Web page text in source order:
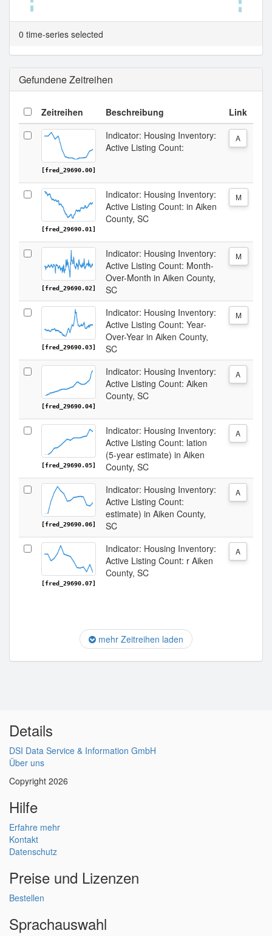
Tabellenansicht.
0 time-series selected
Gefundene Zeitreihen
Zeitreihen Beschreibung Link
[fred_29690.00]
Indicator: Housing Inventory:
Active Listing Count:
A
[fred_29690.01]
Indicator: Housing Inventory:
Active Listing Count: in Aiken
County, SC
M
[fred_29690.02]
Indicator: Housing Inventory:
Active Listing Count: Month-
Over-Month in Aiken County,
SC
M
[fred_29690.03]
Indicator: Housing Inventory:
Active Listing Count: Year-
Over-Year in Aiken County,
SC
M
[fred_29690.04]
Indicator: Housing Inventory:
Active Listing Count: Aiken
County, SC
A
[fred_29690.05]
Indicator: Housing Inventory:
Active Listing Count: lation
(5-year estimate) in Aiken
County, SC
A
[fred_29690.06]
Indicator: Housing Inventory:
Active Listing Count:
estimate) in Aiken County,
SC
A
[fred_29690.07]
Indicator: Housing Inventory:
Active Listing Count: r Aiken
County, SC
A
mehr Zeitreihen laden
Details
DSI Data Service & Information GmbH
Über uns
Copyright 2026
Hilfe
Erfahre mehr
Kontakt
Datenschutz
Preise und Lizenzen
Bestellen
Sprachauswahl